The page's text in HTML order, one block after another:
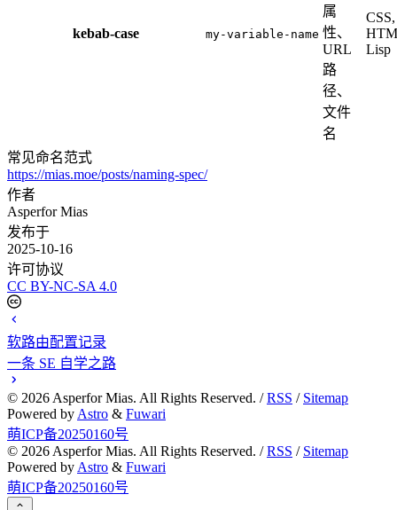
kebab-case my-variable-name
属
性、
URL
路
径、
文件
名
CSS,
Lisp
常见命名范式
https://mias.moe/posts/naming-spec/
作者
Asperfor Mias
发布于
2025-10-16
许可协议
CC BY-NC-SA 4.0
软路由配置记录
一条 SE 自学之路
© 2026 Asperfor Mias. All Rights Reserved. /RSS / Sitemap
Powered by Astro & Fuwari
萌ICP备20250160号
© 2026 Asperfor Mias. All Rights Reserved. /RSS / Sitemap
Powered by Astro & Fuwari
萌ICP备20250160号